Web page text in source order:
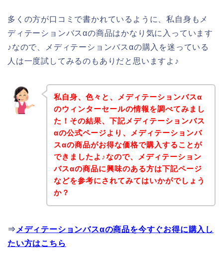
多くの方が口コミで書かれているように、私自身もメ
ディテーションバスαの商品はかなり気に入っています
♪なので、メディテーションバスαの購入を迷っている
人は一度試してみるのもありだと思いますよ♪
私自身、色々と、メディテーションバスα
のウィンターセールの情報を調べてみまし
た！その結果、下記メディテーションバス
αの公式ページより、メディテーションバ
スαの商品がお得な価格で購入することが
できましたよ♪なので、メディテーション
バスαの商品に興味のある方は下記ページ
などを参考にされてみてはいかがでしょう
か？
⇒ メディテーションバスαの商品を今すぐお得に購入し
たい方はこちら